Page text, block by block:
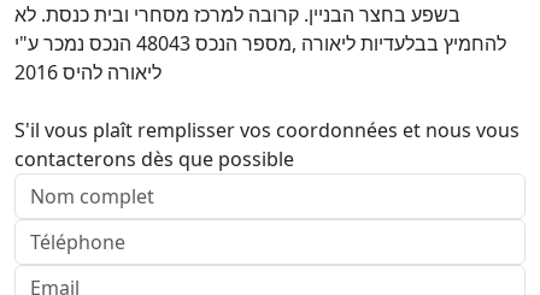
בשפע בחצר הבניין. קרובה למרכז מסחרי ובית כנסת. לא
להחמיץ בבלעדיות ליאורה ,מספר הנכס 48043 הנכס נמכר ע"י
ליאורה להיס 2016
S'il vous plaît remplisser vos coordonnées et nous vous
contacterons dès que possible